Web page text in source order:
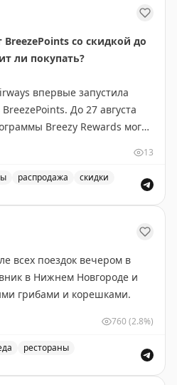
за подобными alert'ами, чтобы
варианты бронирования.
BreezePoints со скидкой до
ли покупать?
впервые запустила
До 27 августа
Breezy Rewards могут
скидки, 2000-4000 — 30%,
— 50%. Баллы
Easy Visa. Тайлер Глатт
только если вы найдете
за балл
маршрутах баллы
выгодной. Перед
на сайте Breeze.
13
распродажа
скидки
всех поездок вечером в
в Нижнем Новгороде и
грибами и корешками.
760(2.8%)
рестораны